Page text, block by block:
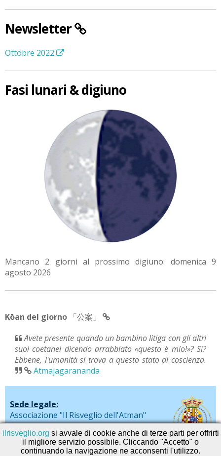
Newsletter
Ottobre 2022
Fasi lunari & digiuno
Mancano 2 giorni al prossimo digiuno: domenica 9
agosto 2026
Kōan del giorno 「公案」
Avete presente quando un bambino litiga con gli altri
suoi coetanei dicendo arrabbiato «questo è mio!»? Sì?
Ebbene, l'umanità si trova a questo stato di coscienza.
Atmajagarananda
Sede legale:
Associazione "Il Risveglio dell'Atman"
via De Liguori, 20 - Sarno (SA)
ilrisveglio.org si avvale di cookie anche di terze parti per offrirti
il migliore servizio possibile. Cliccando "Accetto" o
continuando la navigazione ne acconsenti l'utilizzo.